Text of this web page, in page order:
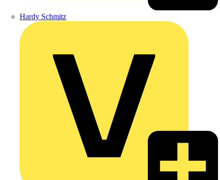
Hardy Schmitz